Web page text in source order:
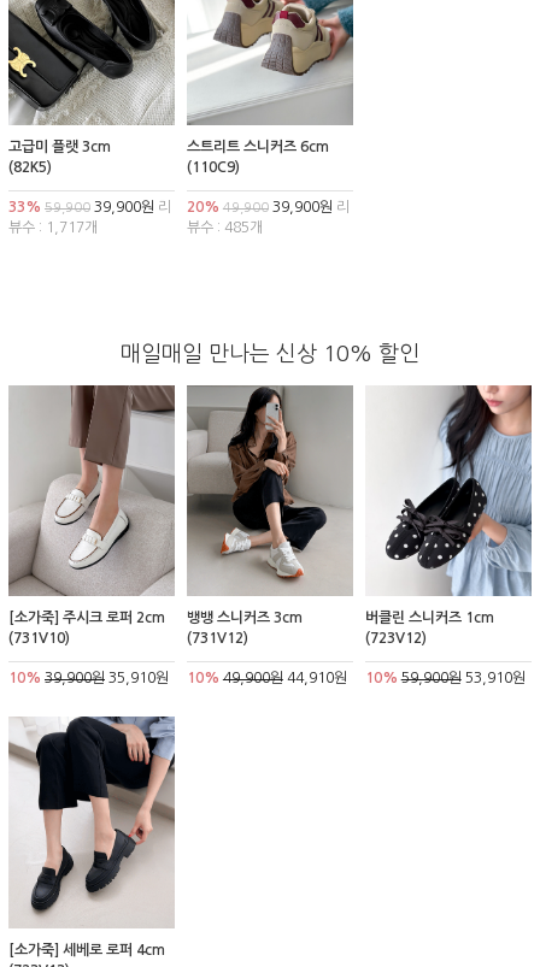
고급미 플랫 3cm
(82K5)
33% 59,900 39,900원 리
뷰수 : 1,717개
스트리트 스니커즈 6cm
(110C9)
20% 49,90039,900원 리
뷰수 : 485개
매일매일 만나는 신상 10% 할인
[소가죽] 주시크 로퍼 2cm
(731V10)
10% 39,900원 35,910원
뱅뱅 스니커즈 3cm
(731V12)
10% 49,900원44,910원
버클린 스니커즈 1cm
(723V12)
10% 59,900원53,910원
[소가죽] 세베로 로퍼 4cm